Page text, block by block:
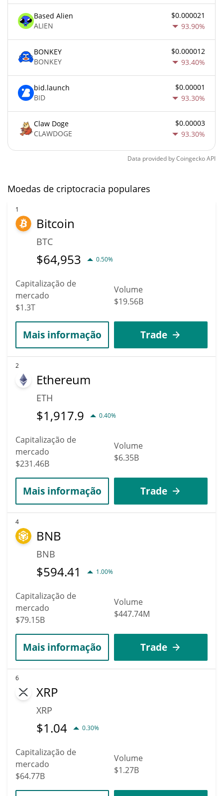
Based Alien
ALIEN
$0.000021
93.90%
BONKEY
BONKEY
$0.000012
93.40%
bid.launch
BID
$0.00001
93.30%
Claw Doge
CLAWDOGE
$0.00003
93.30%
Data provided byCoingeckoAPI
Moedas de criptocracia populares
1
Bitcoin
BTC
$64,953 0.50%
Capitalização de
mercado
$1.3T
Volume
$19.56B
Mais informação Trade
2
Ethereum
ETH
$1,917.9 0.40%
Capitalização de
mercado
$231.46B
Volume
$6.35B
Mais informação Trade
4
BNB
BNB
$594.41 1.00%
Capitalização de
mercado
$79.15B
Volume
$447.74M
Mais informação Trade
6
XRP
XRP
$1.04 0.30%
Capitalização de
mercado
$64.77B
Volume
$1.27B